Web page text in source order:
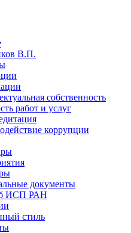
В.П.
собственность
работ и услуг
коррупции
документы
ИСП РАН
стиль